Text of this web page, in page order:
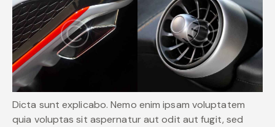
Dicta sunt explicabo. Nemo enim ipsam voluptatem
quia voluptas sit aspernatur aut odit aut fugit, sed